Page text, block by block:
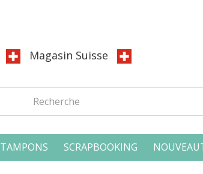
Magasin Suisse
TAMPONS SCRAPBOOKING